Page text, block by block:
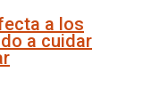
a los
a cuidar